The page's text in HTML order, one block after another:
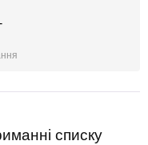
списку